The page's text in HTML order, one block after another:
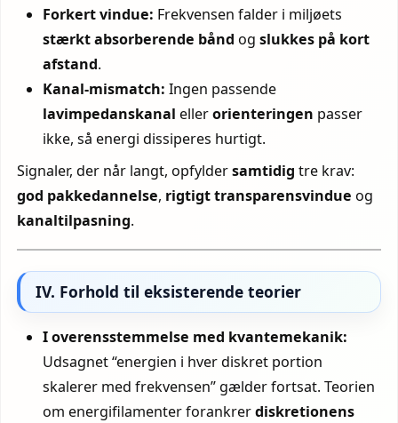
Forkert vindue: Frekvensen falder i miljøets
stærkt absorberende bånd ogslukkes på kort
afstand.
Kanal-mismatch: Ingen passende
lavimpedanskanal ellerorienteringen passer
ikke, så energi dissiperes hurtigt.
Signaler, der når langt, opfyldersamtidig tre krav:
god pakke­dannelse, rigtigt transparensvindue og
kanaltilpasning.
IV. Forhold til eksisterende teorier
I overensstemmelse med kvantemekanik:
Udsagnet “energien i hver diskret portion
skalerer med frekvensen” gælder fortsat. Teorien
om energifilamenter forankrerdiskretionens